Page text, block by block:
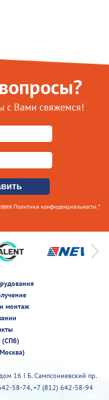
с Вами свяжемся!
Политики конфиденциальности .*
монтаж
(СПб)
16 I Б. Сампсониевский пр.
58-74,+7 (812) 642-58-94